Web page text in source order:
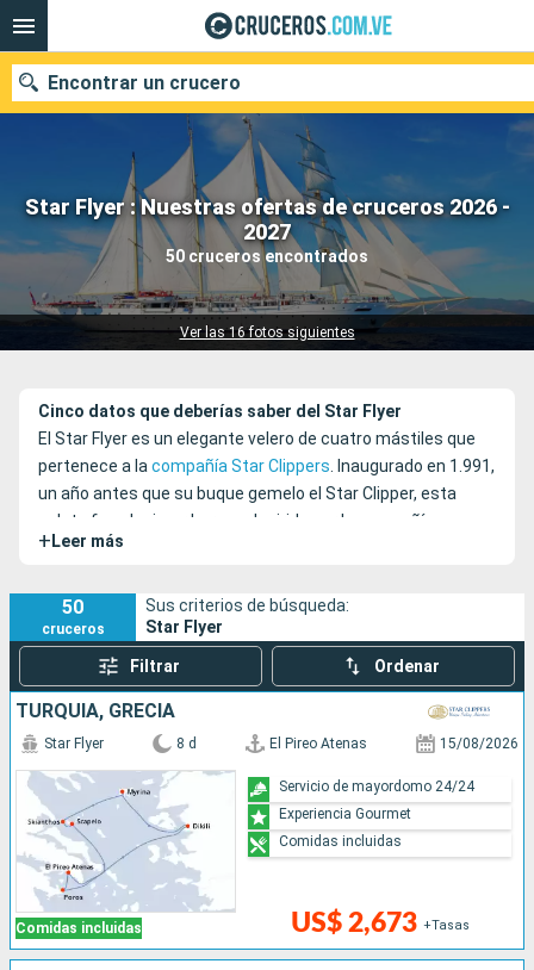
Star Flyer : Nuestras ofertas de cruceros 2026 -
2027
50 cruceros encontrados
Ver las 16 fotos siguientes
Encontrar un crucero
Nuestros destinos
Fecha de salida
Puertos Compañías
Cinco datos que deberías saber del Star Flyer
El Star Flyer es un elegante velero de cuatro mástiles que
pertenece a lacompañía Star Clippers. Inaugurado en 1.991,
un año antes que su buque gemelo el Star Clipper, esta
goleta fue el primer barco adquirido por la compañía.
+ Leer más
50
cruceros
Sus criterios de búsqueda:
Star Flyer
Filtrar Ordenar
TURQUÍA, GRECIA
Comidas incluidas
Star Flyer 8 d El Pireo Atenas 15/08/2026
US$ 2,673 +Tasas
Servicio de mayordomo 24/24
Experiencia Gourmet
Comidas incluidas